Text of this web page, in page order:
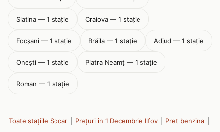
Slatina — 1 stație Craiova — 1 stație
Focşani — 1 stație Brăila — 1 stație Adjud — 1 stație
Onești — 1 stație Piatra Neamţ — 1 stație
Roman — 1 stație
Toate stațiile Socar Prețuri în 1 Decembrie Ilfov Pret benzina